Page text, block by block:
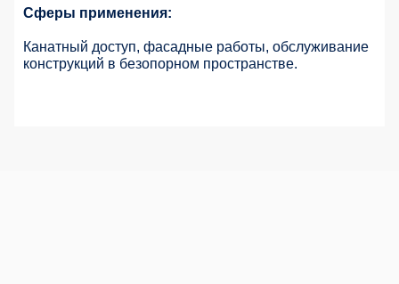
Сферы применения:
Канатный доступ, фасадные работы, обслуживание
конструкций в безопорном пространстве.